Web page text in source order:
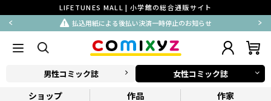
LIFETUNES MALL | 小学館の総合通販サイト
払込用紙による後払い決済一時停止のお知らせ
男性コミック誌 女性コミック誌
ショップ 作品
作家